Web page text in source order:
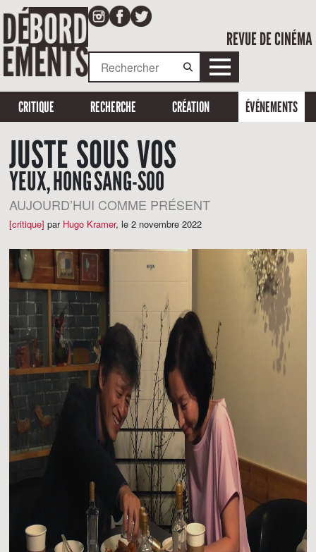
REVUE DE CINÉMA
CRITIQUE RECHERCHE CRÉATION ÉVÉNEMENTS
JUSTE SOUS VOS
YEUX, HONG SANG-SOO
AUJOURD’HUI COMME PRÉSENT
[critique] par Hugo Kramer, le 2 novembre 2022